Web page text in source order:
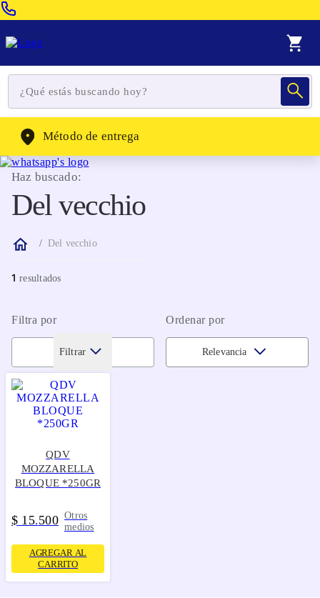
WhatsApp: (302) 262-4104
Método de entrega
Haz buscado:
Del vecchio
Del vecchio
1
Filtra por Ordenar por
Filtrar Relevancia
QDV
MOZZARELLA
BLOQUE *250GR
$ 15.500 Otros
medios
AGREGAR AL
CARRITO